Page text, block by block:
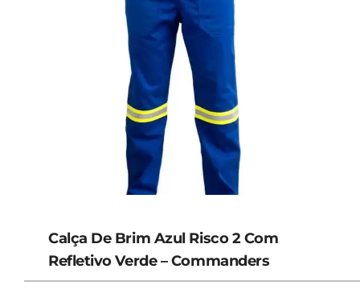
Calça De Brim Azul Risco 2 Com
Refletivo Verde – Commanders